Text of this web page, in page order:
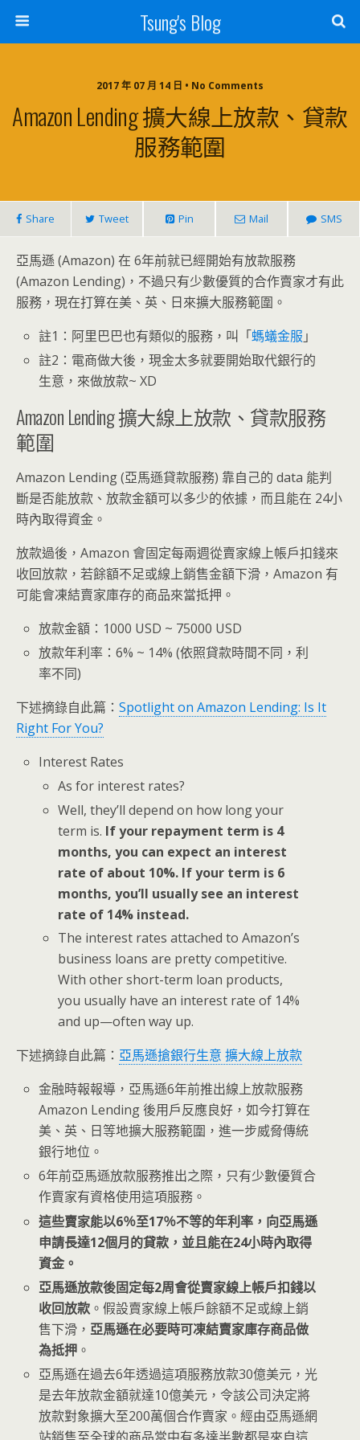
Tsung's Blog
2017 年 07 月 14 日 • No Comments
Amazon Lending 擴大線上放款、貸款
服務範圍
Share Tweet Pin Mail SMS
亞馬遜 (Amazon) 在 6年前就已經開始有放款服務
(Amazon Lending)，不過只有少數優質的合作賣家才有此
服務，現在打算在美、英、日來擴大服務範圍。
註1：阿里巴巴也有類似的服務，叫「螞蟻金服 」
註2：電商做大後，現金太多就要開始取代銀行的
生意，來做放款~ XD
Amazon Lending 擴大線上放款、貸款服務
範圍
Amazon Lending (亞馬遜貸款服務) 靠自己的 data 能判
斷是否能放款、放款金額可以多少的依據，而且能在 24小
時內取得資金。
放款過後，Amazon 會固定每兩週從賣家線上帳戶扣錢來
收回放款，若餘額不足或線上銷售金額下滑，Amazon 有
可能會凍結賣家庫存的商品來當抵押。
放款金額：1000 USD ~ 75000 USD
放款年利率：6% ~ 14% (依照貸款時間不同，利
率不同)
下述摘錄自此篇： Spotlight on Amazon Lending: Is It
Right For You?
Interest Rates
As for interest rates?
Well, they’ll depend on how long your
term is. If your repayment term is 4
months, you can expect an interest
rate of about 10%. If your term is 6
months, you’ll usually see an interest
rate of 14% instead.
The interest rates attached to Amazon’s
business loans are pretty competitive.
With other short-term loan products,
you usually have an interest rate of 14%
and up—often way up.
下述摘錄自此篇： 亞馬遜搶銀行生意 擴大線上放款
金融時報報導，亞馬遜6年前推出線上放款服務
Amazon Lending 後用戶反應良好，如今打算在
美、英、日等地擴大服務範圍，進一步威脅傳統
銀行地位。
6年前亞馬遜放款服務推出之際，只有少數優質合
作賣家有資格使用這項服務。
這些賣家能以6％至17％不等的年利率，向亞馬遜
申請長達12個月的貸款，並且能在24小時內取得
資金。
亞馬遜放款後固定每2周會從賣家線上帳戶扣錢以
收回放款 。假設賣家線上帳戶餘額不足或線上銷
售下滑， 亞馬遜在必要時可凍結賣家庫存商品做
為抵押 。
亞馬遜在過去6年透過這項服務放款30億美元，光
是去年放款金額就達10億美元，令該公司決定將
放款對象擴大至200萬個合作賣家。經由亞馬遜網